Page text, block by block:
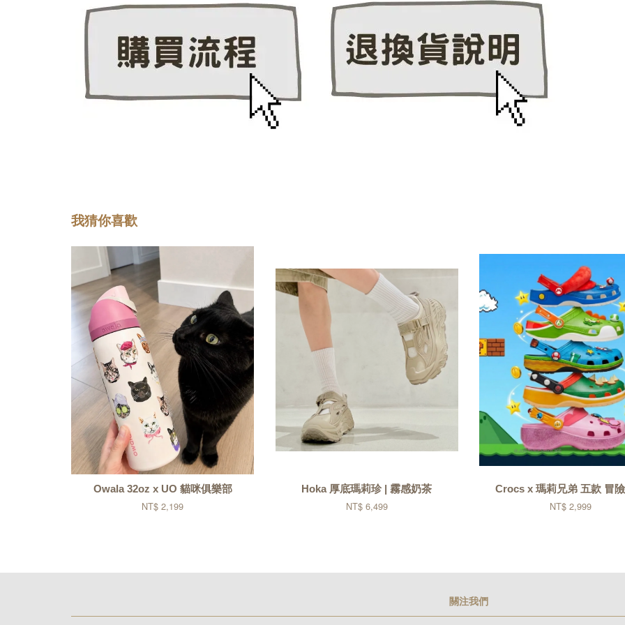
我猜你喜歡
Owala 32oz x UO 貓咪俱樂部
NT$ 2,199
Hoka 厚底瑪莉珍 | 霧感奶茶
NT$ 6,499
Crocs x 瑪莉兄弟 五款 冒
NT$ 2,999
關注我們